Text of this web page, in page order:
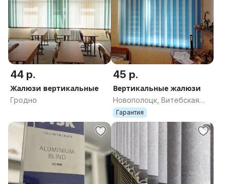
44 р.
Жалюзи вертикальные
Гродно
45 р.
Вертикальные жалюзи
Новополоцк, Витебская
область
Гарантия